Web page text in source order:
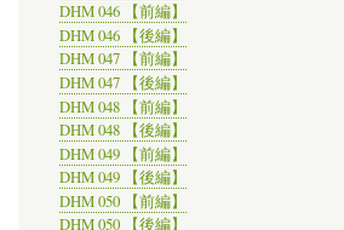
DHM 046 【前編】
DHM 046 【後編】
DHM 047 【前編】
DHM 047 【後編】
DHM 048 【前編】
DHM 048 【後編】
DHM 049 【前編】
DHM 049 【後編】
DHM 050 【前編】
DHM 050 【後編】